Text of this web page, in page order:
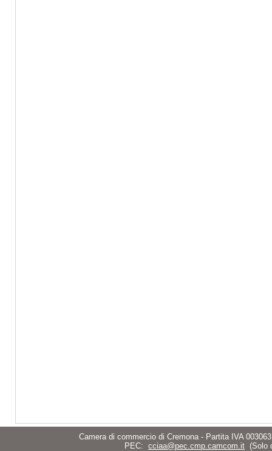
Camera di commercio di Cremona - Partita IVA
PEC: cciaa@pec.cmp.camcom.it (Solo